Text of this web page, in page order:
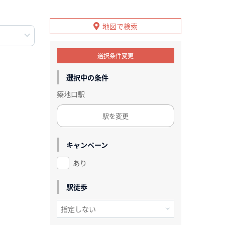
地図で検索
選択条件変更
選択中の条件
築地口駅
駅を変更
キャンペーン
あり
駅徒歩